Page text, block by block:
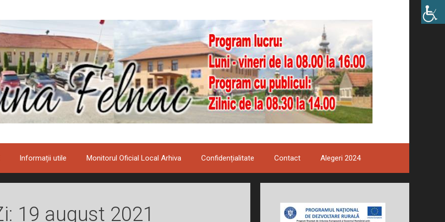
Informații utile Monitorul Oficial Local Arhiva Confidențialitate Contact Alegeri 2024
19 august 2021